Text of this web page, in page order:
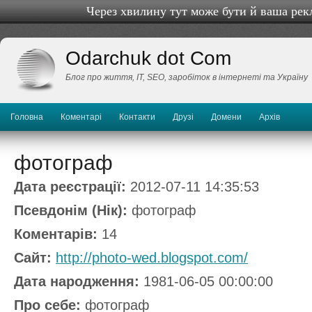
Через хвилину тут може бути й ваша
Odarchuk dot Com
Блог про життя, IТ, SEO, заробіток в інтернеті та Україну
Головна Коментарі Контакти Друзі Домени Архів
фотограф
Дата реєстрації: 2012-07-11 14:35:53
Псевдонім (Нік): фотограф
Коментарів: 14
Сайт: http://photo-wed.blogspot.com/
Дата народження: 1981-06-05 00:00:00
Про себе: фотограф